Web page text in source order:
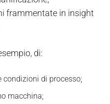
frammentate in insight
di:
condizioni di processo;
macchina;